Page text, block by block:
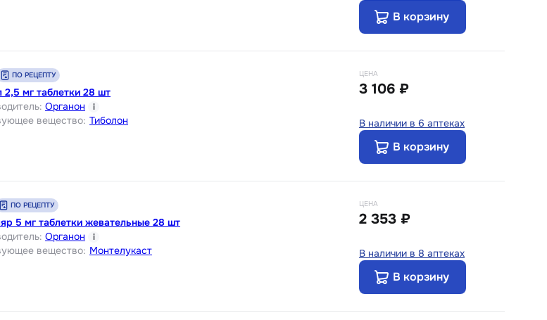
В корзину
ПО РЕЦЕПТУ
2,5 мг таблетки 28 шт
: Органон i
вещество: Тиболон
ЦЕНА
3 106 ₽
В наличии в 6 аптеках
В корзину
ПО РЕЦЕПТУ
5 мг таблетки жевательные 28 шт
: Органон i
вещество: Монтелукаст
ЦЕНА
2 353 ₽
В наличии в 8 аптеках
В корзину